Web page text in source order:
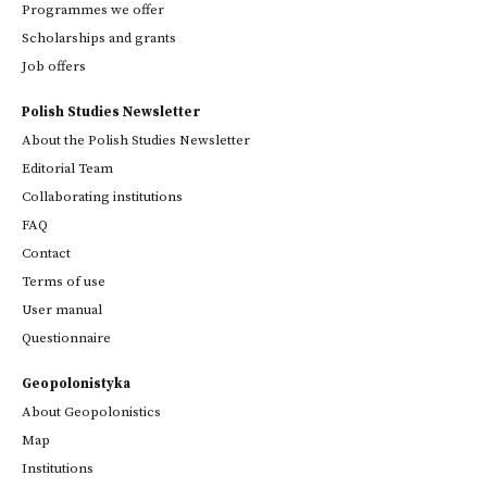
Programmes we offer
Scholarships and grants
Job offers
Polish Studies Newsletter
About the Polish Studies Newsletter
Editorial Team
Collaborating institutions
FAQ
Contact
Terms of use
User manual
Questionnaire
Geopolonistyka
About Geopolonistics
Map
Institutions